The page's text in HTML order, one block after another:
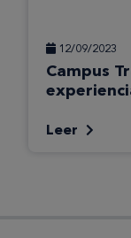
12/09/2023
Campus
Leer